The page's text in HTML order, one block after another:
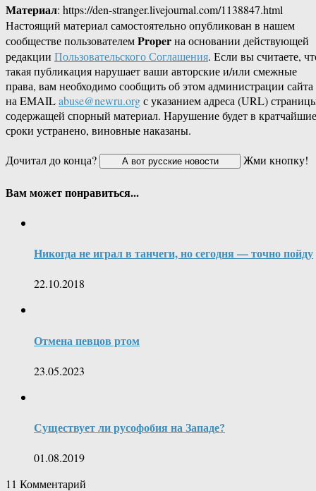
Материал: https://den-stranger.livejournal.com/1138847.html
Настоящий материал самостоятельно опубликован в нашем
сообществе пользователемProperна основании действующей
редакции Пользовательского Соглашения. Если вы считаете,
такая публикация нарушает ваши авторские и/или смежные
права, вам необходимо сообщить об этом администрации сайта
на EMAILabuse@newru.orgс указанием адреса (URL)
содержащей спорный материал. Нарушение будет в кратчайшие
сроки устранено, виновные наказаны.
Дочитал до конца?
Жми кнопку!
Вам может понравиться...
Никогда не играл в танчеги, но сегодня — точно пойду
22.10.2018
Отмена певцов ртом
23.05.2023
Существует ли русофобия на Западе?
01.08.2019
11 Комментарий